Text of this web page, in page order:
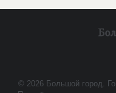
© 2026 Большой город.